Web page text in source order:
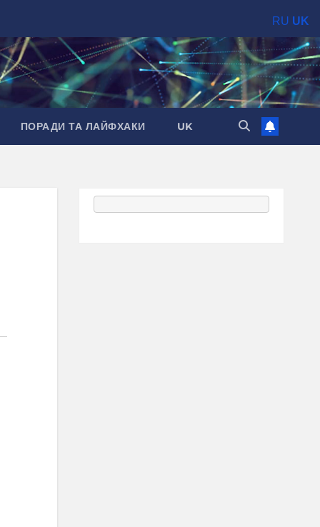
ПОРАДИ ТА ЛАЙФХАКИ UK
RU UK